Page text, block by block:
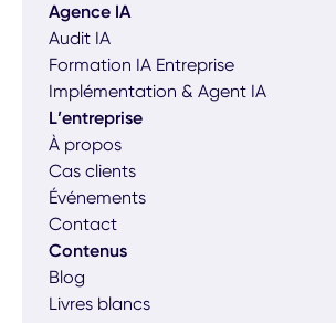
Agence IA
Audit IA
Formation IA Entreprise
Implémentation & Agent IA
L’entreprise
À propos
Cas clients
Événements
Contact
Contenus
Blog
Livres blancs